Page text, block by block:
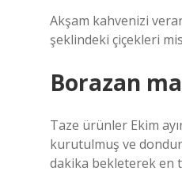
Akşam kahvenizi
şeklindeki çiçekleri
Borazan
Taze ürünler Ekim
kurutulmuş ve
dakika bekleterek en